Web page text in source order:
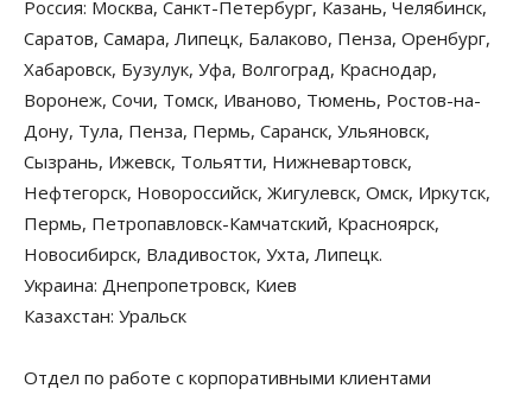
Россия: Москва, Санкт-Петербург, Казань, Челябинск,
Саратов, Самара, Липецк, Балаково, Пенза, Оренбург,
Хабаровск, Бузулук, Уфа, Волгоград, Краснодар,
Воронеж, Сочи, Томск, Иваново, Тюмень, Ростов-на-
Дону, Тула, Пенза, Пермь, Саранск, Ульяновск,
Сызрань, Ижевск, Тольятти, Нижневартовск,
Нефтегорск, Новороссийск, Жигулевск, Омск, Иркутск,
Пермь, Петропавловск-Камчатский, Красноярск,
Новосибирск, Владивосток, Ухта, Липецк.
Украина: Днепропетровск, Киев
Казахстан: Уральск
Отдел по работе с корпоративными клиентами